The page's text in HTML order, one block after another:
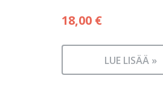
18,00 €
LUE LISÄÄ »